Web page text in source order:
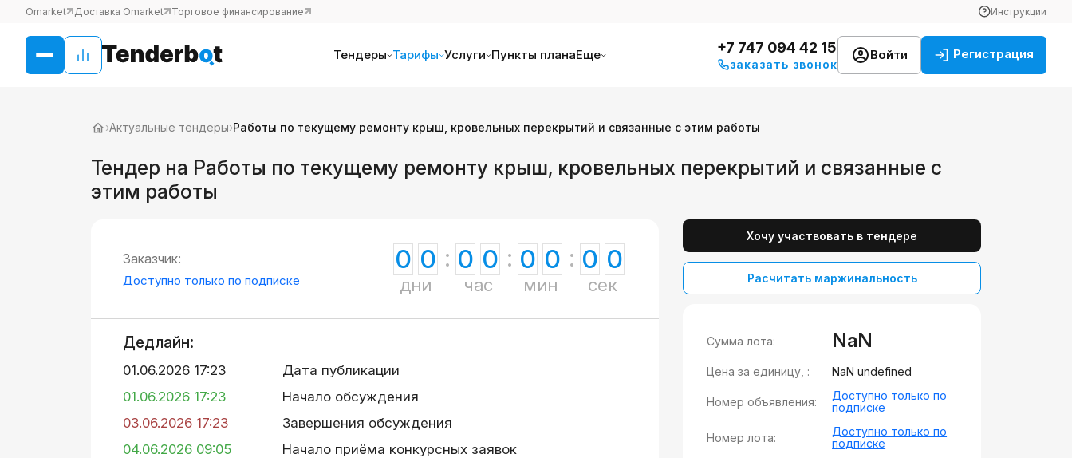
Omarket Доставка Omarket Торговое финансирование Инструкции
Тендеры Тарифы Услуги Пункты планаЕще +7 747 094 42 15
заказать звонок
Войти Регистрация
›Актуальные тендеры›Работы по текущему ремонту крыш, кровельных перекрытий и связанные с этим работы
Тендер на Работы по текущему ремонту крыш, кровельных перекрытий и связанные с
этим работы
Заказчик:
Доступно только по подписке
0 0
дни
0 0
час
0 0
мин
0 0
сек
Дедлайн:
01.06.2026 17:23
Дата публикации
01.06.2026 17:23
Начало обсуждения
03.06.2026 17:23
Завершения обсуждения
04.06.2026 09:05
Начало приёма конкурсных заявок
Хочу участвовать в тендере
Расчитать маржинальность
Сумма лота: NaN
Цена за единицу, : NaN undefined
Номер объявления:
Доступно только по
подписке
Номер лота:
Доступно только по
подписке